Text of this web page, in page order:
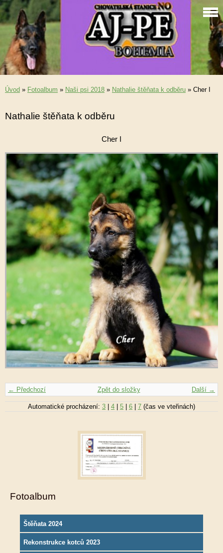
Úvod » Fotoalbum » Naši psi 2018 » Nathalie štěňata k odběru » Cher I
Nathalie štěňata k odběru
Cher I
← Předchozí Další →
Zpět do složky
Automatické procházení: 3 4 5 6 7 (čas ve vteřinách)
Fotoalbum
Štěňata 2024
Rekonstrukce kotců 2023